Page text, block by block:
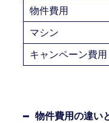
物件費用
マシン
キャンペーン費用
物件費用の違い